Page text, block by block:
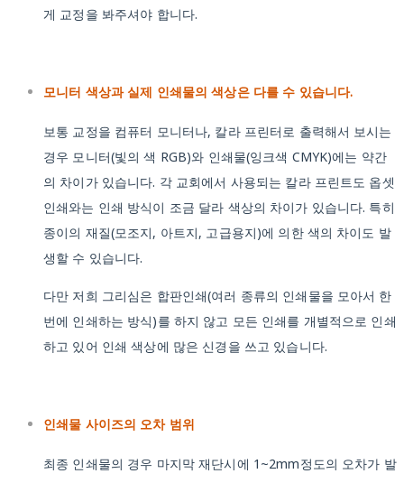
게 교정을 봐주셔야 합니다.
모니터 색상과 실제 인쇄물의 색상은 다를 수 있습니다.
보통 교정을 컴퓨터 모니터나, 칼라 프린터로 출력해서 보시는
경우 모니터(빛의 색 RGB)와 인쇄물(잉크색 CMYK)에는 약간
의 차이가 있습니다. 각 교회에서 사용되는 칼라 프린트도 옵셋
인쇄와는 인쇄 방식이 조금 달라 색상의 차이가 있습니다. 특히
종이의 재질(모조지, 아트지, 고급용지)에 의한 색의 차이도 발
생할 수 있습니다.
다만 저희 그리심은 합판인쇄(여러 종류의 인쇄물을 모아서 한
번에 인쇄하는 방식)를 하지 않고 모든 인쇄를 개별적으로 인쇄
하고 있어 인쇄 색상에 많은 신경을 쓰고 있습니다.
인쇄물 사이즈의 오차 범위
최종 인쇄물의 경우 마지막 재단시에 1~2mm정도의 오차가 발